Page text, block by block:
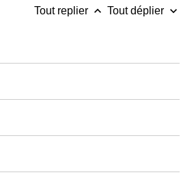
Tout replier keyboard_arrow_up Tout déplier keyboard_arrow_down